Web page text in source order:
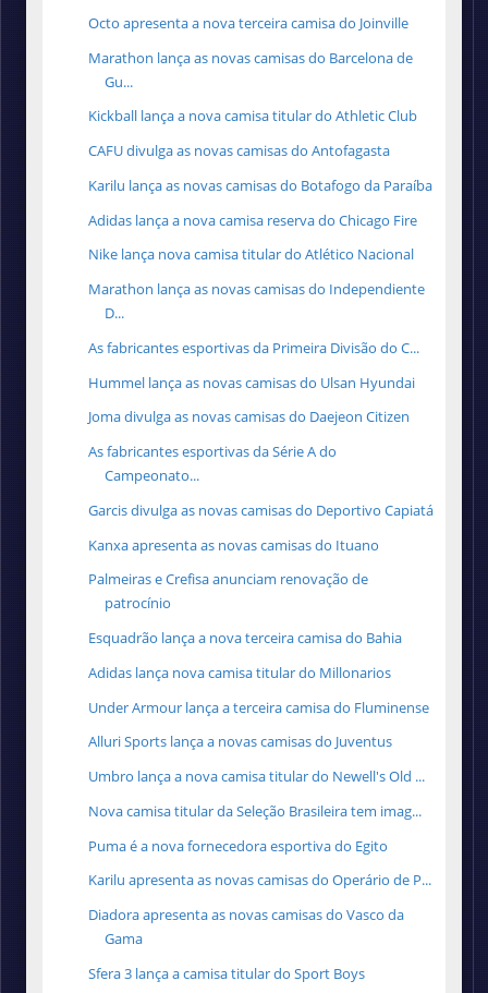
Octo apresenta a nova terceira camisa do Joinville
Marathon lança as novas camisas do Barcelona de
Gu...
Kickball lança a nova camisa titular do Athletic Club
CAFU divulga as novas camisas do Antofagasta
Karilu lança as novas camisas do Botafogo da Paraíba
Adidas lança a nova camisa reserva do Chicago Fire
Nike lança nova camisa titular do Atlético Nacional
Marathon lança as novas camisas do Independiente
D...
As fabricantes esportivas da Primeira Divisão do C...
Hummel lança as novas camisas do Ulsan Hyundai
Joma divulga as novas camisas do Daejeon Citizen
As fabricantes esportivas da Série A do
Campeonato...
Garcis divulga as novas camisas do Deportivo Capiatá
Kanxa apresenta as novas camisas do Ituano
Palmeiras e Crefisa anunciam renovação de
patrocínio
Esquadrão lança a nova terceira camisa do Bahia
Adidas lança nova camisa titular do Millonarios
Under Armour lança a terceira camisa do Fluminense
Alluri Sports lança a novas camisas do Juventus
Umbro lança a nova camisa titular do Newell's Old ...
Nova camisa titular da Seleção Brasileira tem imag...
Puma é a nova fornecedora esportiva do Egito
Karilu apresenta as novas camisas do Operário de P...
Diadora apresenta as novas camisas do Vasco da
Gama
Sfera 3 lança a camisa titular do Sport Boys